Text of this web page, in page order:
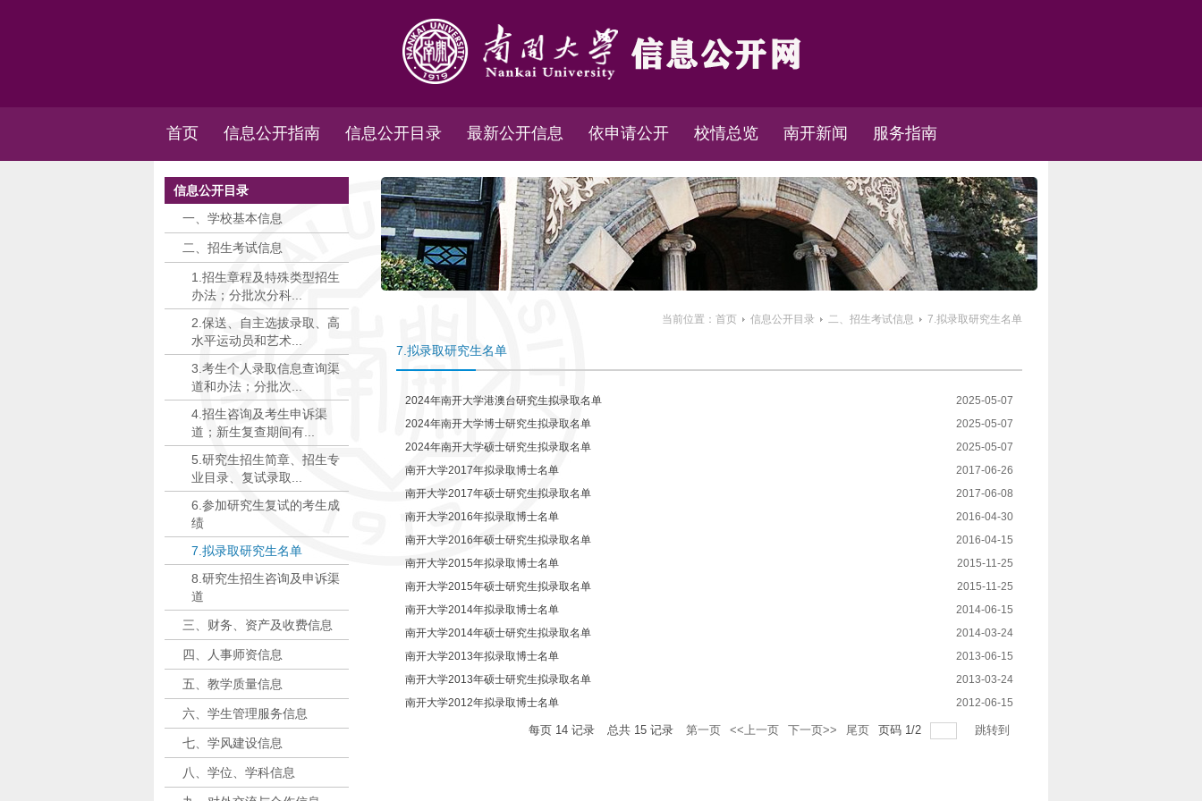
首页 信息公开指南 信息公开目录 最新公开信息 依申请公开 校情总览 南开新闻 服务指南
信息公开目录
一、学校基本信息
二、招生考试信息
1.招生章程及特殊类型招生
办法；分批次分科...
2.保送、自主选拔录取、高
水平运动员和艺术...
3.考生个人录取信息查询渠
道和办法；分批次...
4.招生咨询及考生申诉渠
道；新生复查期间有...
5.研究生招生简章、招生专
业目录、复试录取...
6.参加研究生复试的考生成
绩
7.拟录取研究生名单
8.研究生招生咨询及申诉渠
道
三、财务、资产及收费信息
四、人事师资信息
五、教学质量信息
六、学生管理服务信息
七、学风建设信息
八、学位、学科信息
当前位置： 首页 信息公开目录 二、招生考试信息 7.拟录取研究生名单
7.拟录取研究生名单
2024年南开大学港澳台研究生拟录取名单
2025-05-07
2024年南开大学博士研究生拟录取名单
2025-05-07
2024年南开大学硕士研究生拟录取名单
2025-05-07
南开大学2017年拟录取博士名单
2017-06-26
南开大学2017年硕士研究生拟录取名单
2017-06-08
南开大学2016年拟录取博士名单
2016-04-30
南开大学2016年硕士研究生拟录取名单
2016-04-15
南开大学2015年拟录取博士名单
2015-11-25
南开大学2015年硕士研究生拟录取名单
2015-11-25
南开大学2014年拟录取博士名单
2014-06-15
南开大学2014年硕士研究生拟录取名单
2014-03-24
南开大学2013年拟录取博士名单
2013-06-15
南开大学2013年硕士研究生拟录取名单
2013-03-24
南开大学2012年拟录取博士名单
2012-06-15
每页 14 记录 总共 15 记录 第一页 <<上一页 下一页>> 尾页 页码 1/2 跳转到